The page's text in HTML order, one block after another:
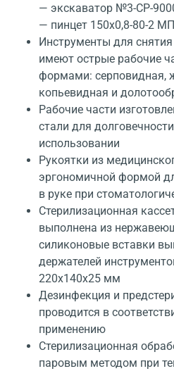
— экскаватор №3-СР-
— пинцет 150х0,8-80-2
Инструменты для
имеют острые рабочие
формами: серповидная,
копьевидная и
Рабочие части
стали для
использовании
Рукоятки из
эргономичной формой
в руке при
Стерилизационная
выполнена из
силиконовые вставки
держателей
220x140x25 мм
Дезинфекция и
проводится в
применению
Стерилизационная
паровым методом при